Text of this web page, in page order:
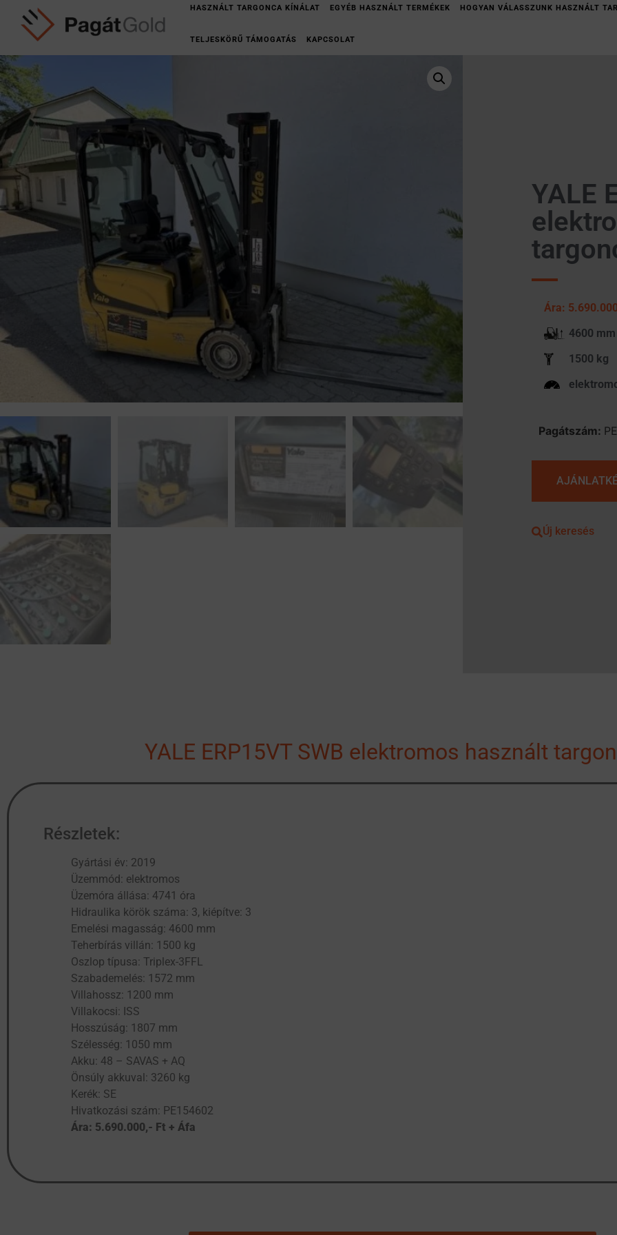
HASZNÁLT TARGONCA KÍNÁLAT EGYÉB HASZNÁLT TERMÉKEK HOGYAN VÁLASSZUNK HASZNÁLT
TELJESKÖRŰ TÁMOGATÁS KAPCSOLAT
YALE
Ára:
4600 mm
1500 kg
Pagátszám:
Új keresés
YALE ERP15VT SWB elektromos használt
Részletek:
Gyártási év: 2019
Üzemmód: elektromos
Üzemóra állása: 4741 óra
Hidraulika körök száma: 3, kiépítve: 3
Emelési magasság: 4600 mm
Teherbírás villán: 1500 kg
Oszlop típusa: Triplex-3FFL
Szabademelés: 1572 mm
Villahossz: 1200 mm
Villakocsi: ISS
Hosszúság: 1807 mm
Szélesség: 1050 mm
Akku: 48 – SAVAS + AQ
Önsúly akkuval: 3260 kg
Kerék: SE
Hivatkozási szám: PE154602
Ára: 5.690.000,- Ft + Áfa